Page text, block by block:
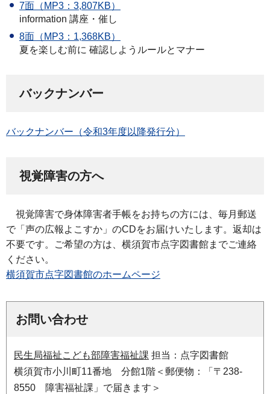
7面（MP3：3,807KB）
information 講座・催し
8面（MP3：1,368KB）
夏を楽しむ前に 確認しようルールとマナー
バックナンバー
バックナンバー（令和3年度以降発行分）
視覚障害の方へ
視覚障害で身体障害者手帳をお持ちの方には、毎月郵送
で「声の広報よこすか」のCDをお届けいたします。返却は
不要です。ご希望の方は、横須賀市点字図書館までご連絡
ください。
横須賀市点字図書館のホームページ
お問い合わせ
民生局福祉こども部障害福祉課 担当：点字図書館
横須賀市小川町11番地 分館1階＜郵便物：「〒238-
8550 障害福祉課」で届きます＞